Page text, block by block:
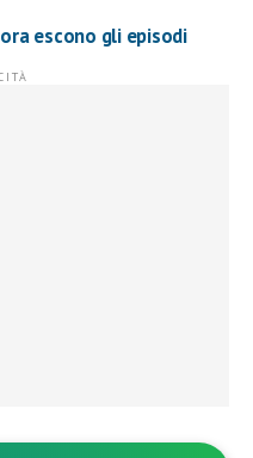
escono gli episodi